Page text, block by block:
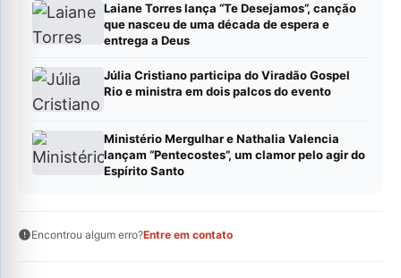
Laiane Torres lança “Te Desejamos”, canção
que nasceu de uma década de espera e
entrega a Deus
Júlia Cristiano participa do Viradão Gospel
Rio e ministra em dois palcos do evento
Ministério Mergulhar e Nathalia Valencia
lançam “Pentecostes”, um clamor pelo agir do
Espírito Santo
Encontrou algum erro?Entre em contato